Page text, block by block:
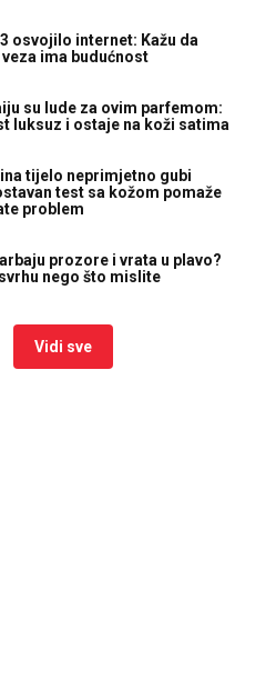
osvojilo internet: Kažu da
ima budućnost
su lude za ovim parfemom:
luksuz i ostaje na koži satima
tijelo neprimjetno gubi
test sa kožom pomaže
problem
prozore i vrata u plavo?
nego što mislite
Vidi sve